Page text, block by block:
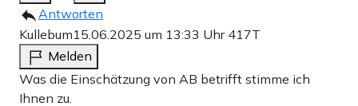
Antworten
Kullebum15.06.2025 um 13:33 Uhr 417T
Melden
Was die Einschätzung von AB betrifft stimme ich
Ihnen zu.